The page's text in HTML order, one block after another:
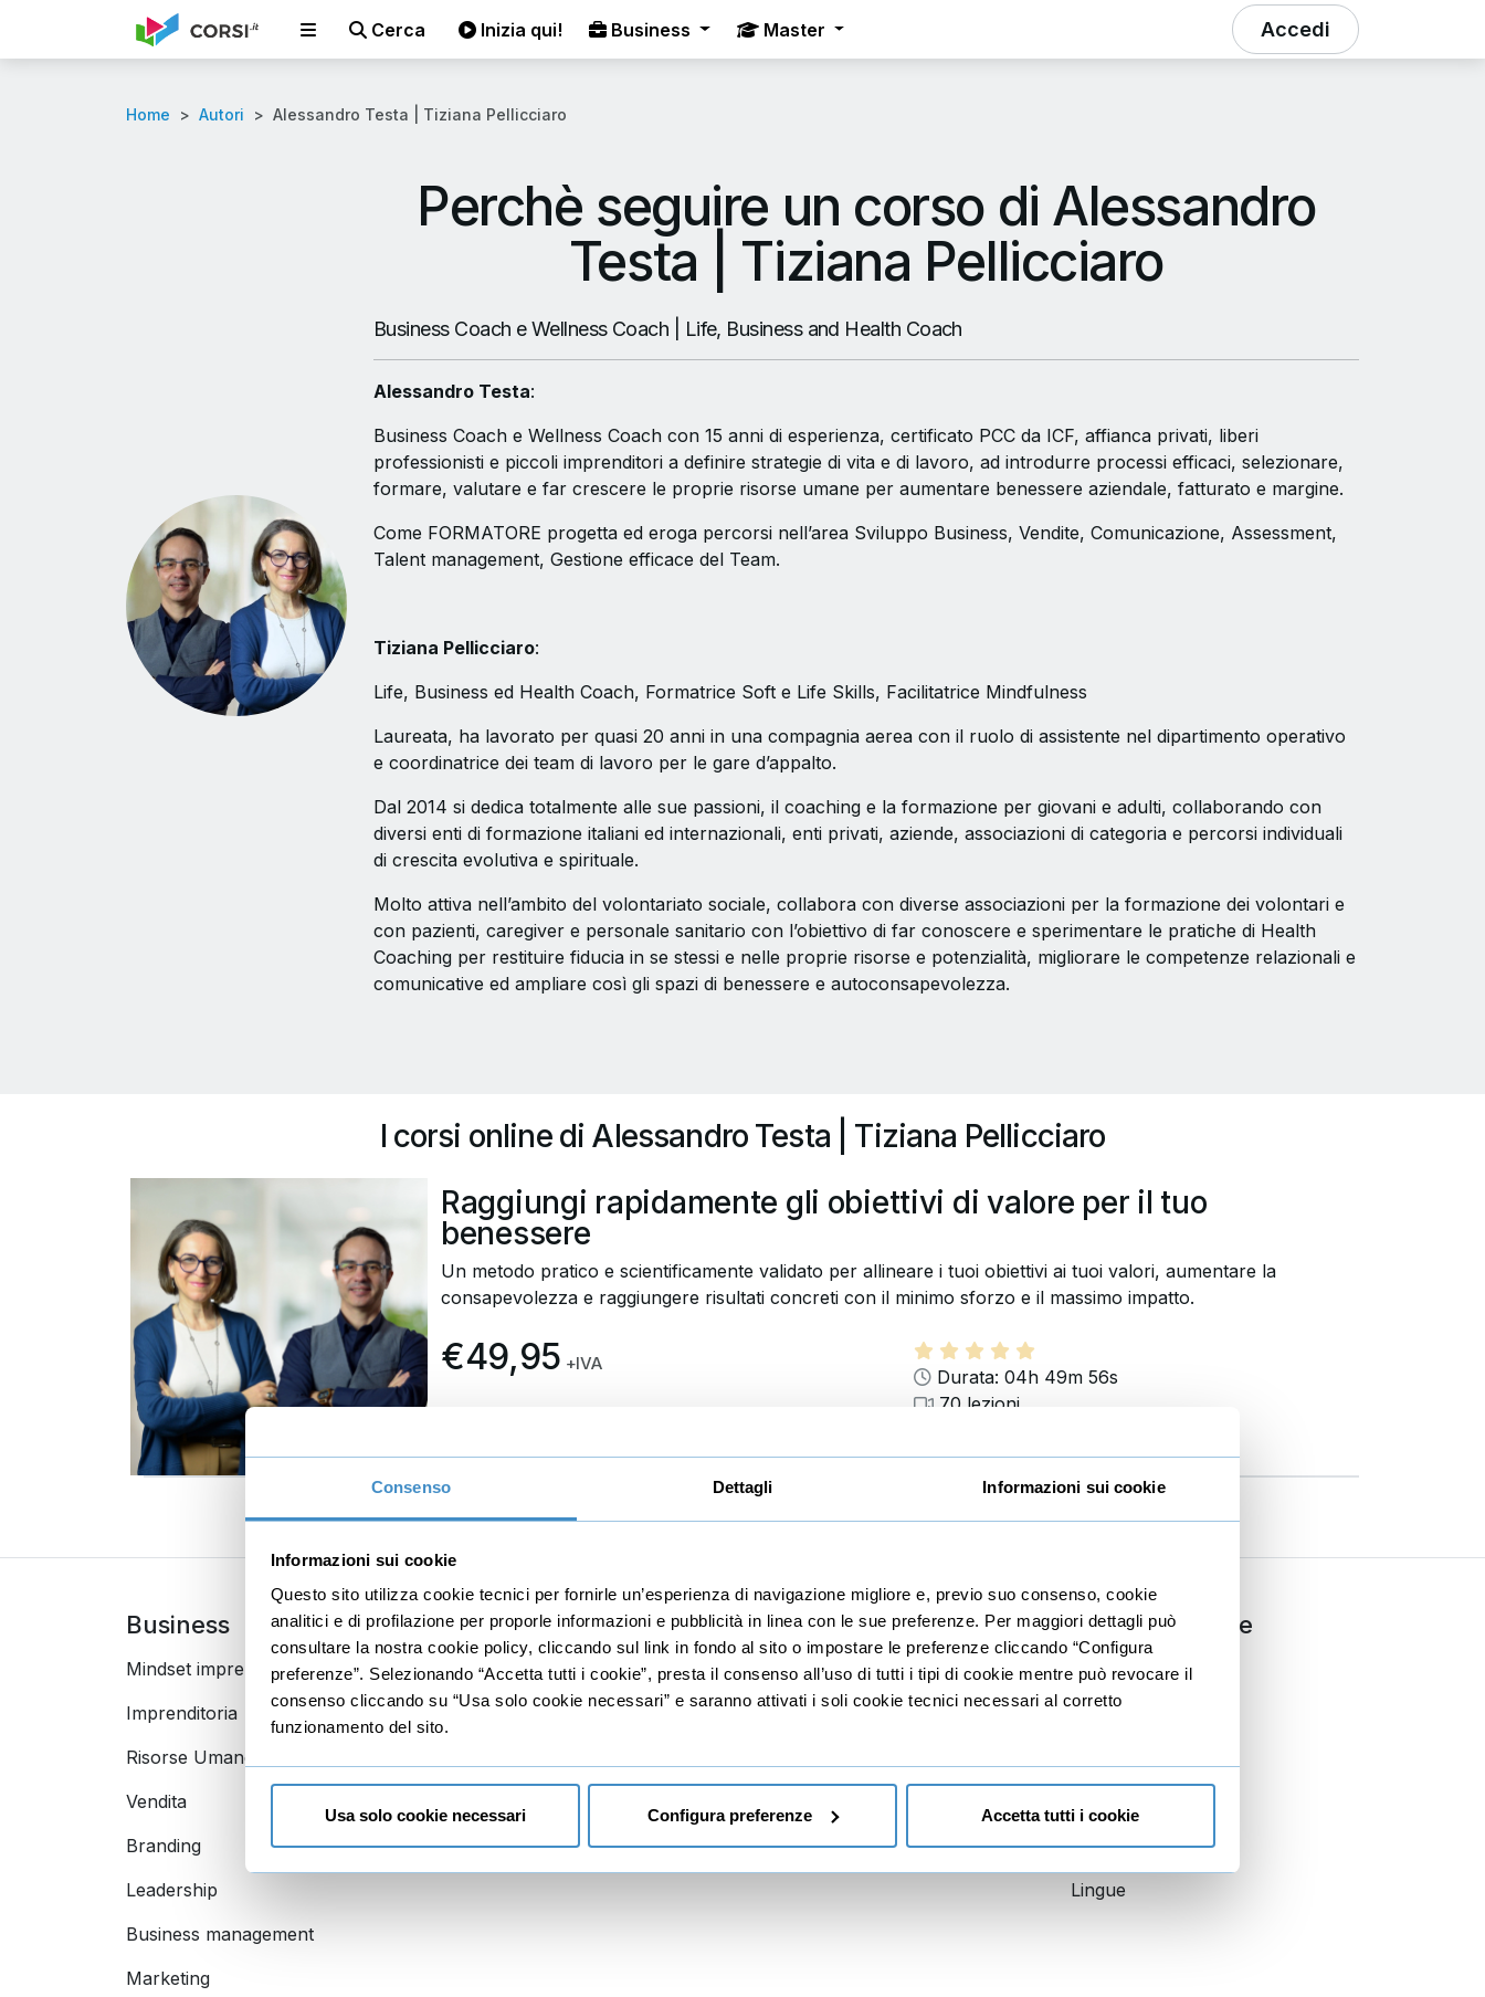
Consenso Dettagli Informazioni sui cookie
Informazioni sui cookie
Questo sito utilizza cookie tecnici per fornirle un’esperienza di navigazione migliore e, previo suo consenso, cookie
analitici e di profilazione per proporle informazioni e pubblicità in linea con le sue preferenze. Per maggiori dettagli può
consultare la nostra cookie policy, cliccando sul link in fondo al sito o impostare le preferenze cliccando “Configura
preferenze”. Selezionando “Accetta tutti i cookie”, presta il consenso all’uso di tutti i tipi di cookie mentre può revocare il
consenso cliccando su “Usa solo cookie necessari” e saranno attivati i soli cookie tecnici necessari al corretto
funzionamento del sito.
Usa solo cookie necessari Configura preferenze Accetta tutti i cookie
Cerca Inizia qui! Business Master Accedi
Home Autori Alessandro Testa | Tiziana Pellicciaro
Perchè seguire un corso di Alessandro
Testa | Tiziana Pellicciaro
Business Coach e Wellness Coach | Life, Business and Health Coach
Alessandro Testa:
Business Coach e Wellness Coach con 15 anni di esperienza, certificato PCC da ICF, affianca privati, liberi
professionisti e piccoli imprenditori a definire strategie di vita e di lavoro, ad introdurre processi efficaci, selezionare,
formare, valutare e far crescere le proprie risorse umane per aumentare benessere aziendale, fatturato e margine.
Come FORMATORE progetta ed eroga percorsi nell’area Sviluppo Business, Vendite, Comunicazione, Assessment,
Talent management, Gestione efficace del Team.
Tiziana Pellicciaro:
Life, Business ed Health Coach, Formatrice Soft e Life Skills, Facilitatrice Mindfulness
Laureata, ha lavorato per quasi 20 anni in una compagnia aerea con il ruolo di assistente nel dipartimento operativo
e coordinatrice dei team di lavoro per le gare d’appalto.
Dal 2014 si dedica totalmente alle sue passioni, il coaching e la formazione per giovani e adulti, collaborando con
diversi enti di formazione italiani ed internazionali, enti privati, aziende, associazioni di categoria e percorsi individuali
di crescita evolutiva e spirituale.
Molto attiva nell’ambito del volontariato sociale, collabora con diverse associazioni per la formazione dei volontari e
con pazienti, caregiver e personale sanitario con l’obiettivo di far conoscere e sperimentare le pratiche di Health
Coaching per restituire fiducia in se stessi e nelle proprie risorse e potenzialità, migliorare le competenze relazionali e
comunicative ed ampliare così gli spazi di benessere e autoconsapevolezza.
I corsi online di Alessandro Testa | Tiziana Pellicciaro
Raggiungi rapidamente gli obiettivi di valore per il tuo
benessere
Un metodo pratico e scientificamente validato per allineare i tuoi obiettivi ai tuoi valori, aumentare la
consapevolezza e raggiungere risultati concreti con il minimo sforzo e il massimo impatto.
€49,95 +IVA
Durata: 04h 49m 56s
70 lezioni
Business
Mindset imprenditoriale
Imprenditoria
Risorse Umane
Vendita
Branding
Leadership
Business management
Marketing
Digital marketing
Seo
Social media manager
Data analyst
Educazione finanziaria
Investimenti
Finanza
Comunicazione
Copywriting
PNL
Scrittura
Lingue